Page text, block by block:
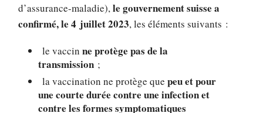
d’assurance-maladie),le gouvernement suisse a
confirmé, le 4 juillet 2023, les éléments suivants :
le vaccinne protège pas de la
transmission ;
la vaccination ne protège quepeu et pour
une courte durée contre une infection et
contre les formes symptomatiques